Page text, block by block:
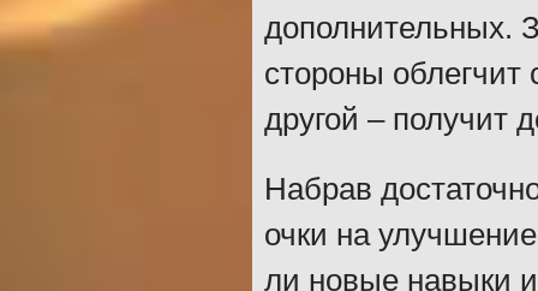
дополнительных.
стороны облегчит
другой – получит
Набрав
очки на
ли новые навыки